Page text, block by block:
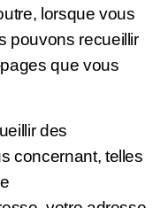
lorsque vous
pouvons recueillir
que vous
des
concernant, telles